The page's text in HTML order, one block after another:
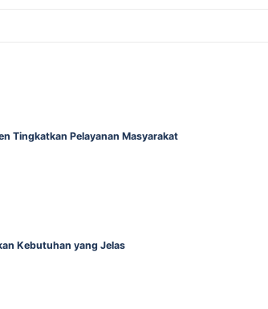
Tingkatkan Pelayanan Masyarakat
Kebutuhan yang Jelas